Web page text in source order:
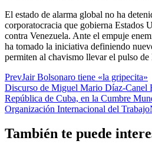
El estado de alarma global no ha
corporatocracia que gobierna Estados
contra Venezuela. Ante el empuje
ha tomado la iniciativa definiendo
permiten al chavismo llevar el pulso
PrevJair Bolsonaro tiene «la gripecita»
Discurso de Miguel Mario Díaz-Canel
República de Cuba, en la Cumbre
Organización Internacional del Trabajo
También te puede